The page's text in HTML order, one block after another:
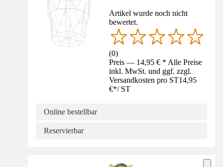
Artikel wurde noch nicht
bewertet.
(0)
Preis — 14,95 € * Alle Preise
inkl. MwSt. und ggf. zzgl.
Versandkosten pro ST14,95
€*/ ST
Online bestellbar
Reservierbar